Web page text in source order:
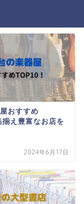
おすすめ
え豊富なお店を
2024年6月17日